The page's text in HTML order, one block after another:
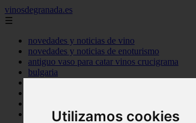
Utilizamos cookies
vinosdegranada.es
☰
novedades y noticias de vino
novedades y noticias de enoturismo
antiguo vaso para catar vinos crucigrama
bulgaria